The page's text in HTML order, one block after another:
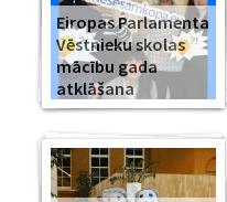
Eiropas Parlamenta
Vēstnieku skolas
mācību gada
atklāšana